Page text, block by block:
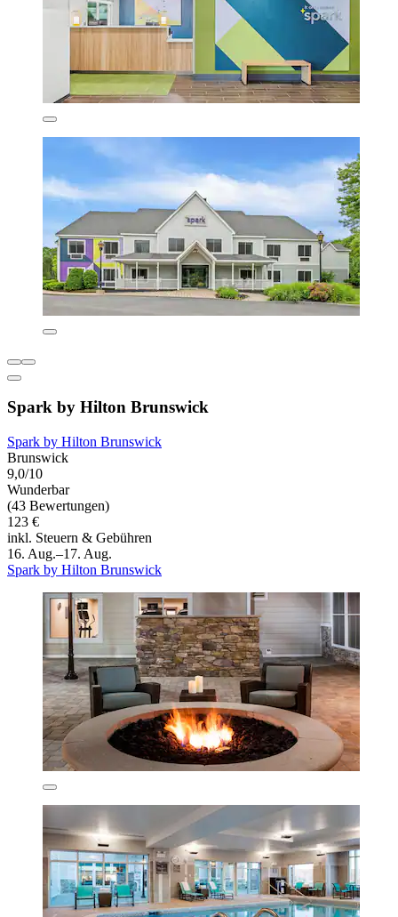
Spark by Hilton Brunswick
Spark by Hilton Brunswick
Brunswick
9,0/10
Wunderbar
(43 Bewertungen)
123 €
inkl. Steuern & Gebühren
16. Aug.–17. Aug.
Spark by Hilton Brunswick